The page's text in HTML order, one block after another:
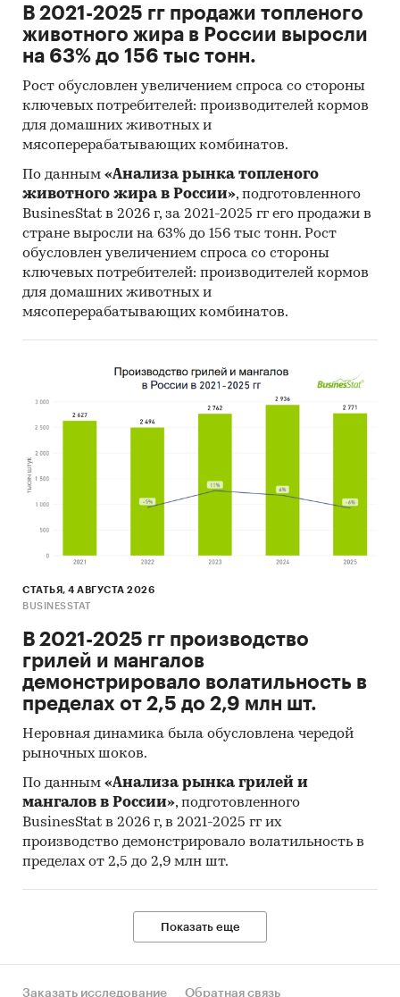
В 2021-2025 гг продажи топленого
животного жира в России выросли
на 63% до 156 тыс тонн.
Рост обусловлен увеличением спроса со стороны
ключевых потребителей: производителей кормов
для домашних животных и
мясоперерабатывающих комбинатов.
По данным «Анализа рынка топленого
животного жира в России», подготовленного
BusinesStat в 2026 г, за 2021-2025 гг его продажи в
стране выросли на 63% до 156 тыс тонн. Рост
обусловлен увеличением спроса со стороны
ключевых потребителей: производителей кормов
для домашних животных и
мясоперерабатывающих комбинатов.
СТАТЬЯ, 4 АВГУСТА 2026
BUSINESSTAT
В 2021-2025 гг производство
грилей и мангалов
демонстрировало волатильность в
пределах от 2,5 до 2,9 млн шт.
Неровная динамика была обусловлена чередой
рыночных шоков.
По данным «Анализа рынка грилей и
мангалов в России», подготовленного
BusinesStat в 2026 г, в 2021-2025 гг их
производство демонстрировало волатильность в
пределах от 2,5 до 2,9 млн шт.
Показать еще
Заказать исследование Обратная связь